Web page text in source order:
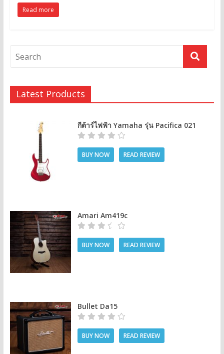
Read more
Latest Products
กีต้าร์ไฟฟ้า Yamaha รุ่น Pacifica 021
BUY NOW READ REVIEW
Amari Am419c
BUY NOW READ REVIEW
Bullet Da15
BUY NOW READ REVIEW